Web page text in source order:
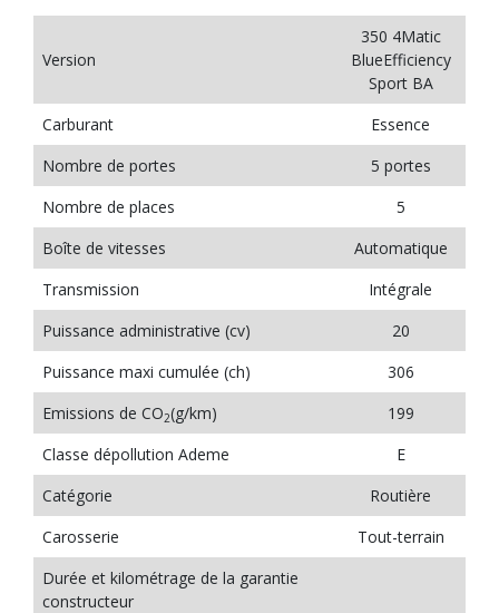
Version
350 4Matic
BlueEfficiency
Sport BA
Carburant
Essence
Nombre de portes
5 portes
Nombre de places
5
Boîte de vitesses
Automatique
Transmission
Intégrale
Puissance administrative (cv)
20
Puissance maxi cumulée (ch)
306
Emissions de CO2(g/km)
199
Classe dépollution Ademe
E
Catégorie
Routière
Carosserie
Tout-terrain
Durée et kilométrage de la garantie
constructeur